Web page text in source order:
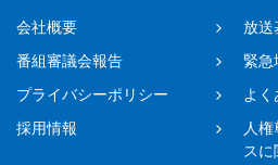
会社概要
放送
番組審議会報告
緊急
プライバシーポリシー
よく
採用情報
人
スに